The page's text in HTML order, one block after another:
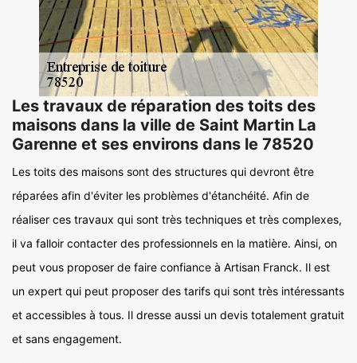
Les travaux de réparation des toits des
maisons dans la ville de Saint Martin La
Garenne et ses environs dans le 78520
Les toits des maisons sont des structures qui devront être
réparées afin d'éviter les problèmes d'étanchéité. Afin de
réaliser ces travaux qui sont très techniques et très complexes,
il va falloir contacter des professionnels en la matière. Ainsi, on
peut vous proposer de faire confiance à Artisan Franck. Il est
un expert qui peut proposer des tarifs qui sont très intéressants
et accessibles à tous. Il dresse aussi un devis totalement gratuit
et sans engagement.